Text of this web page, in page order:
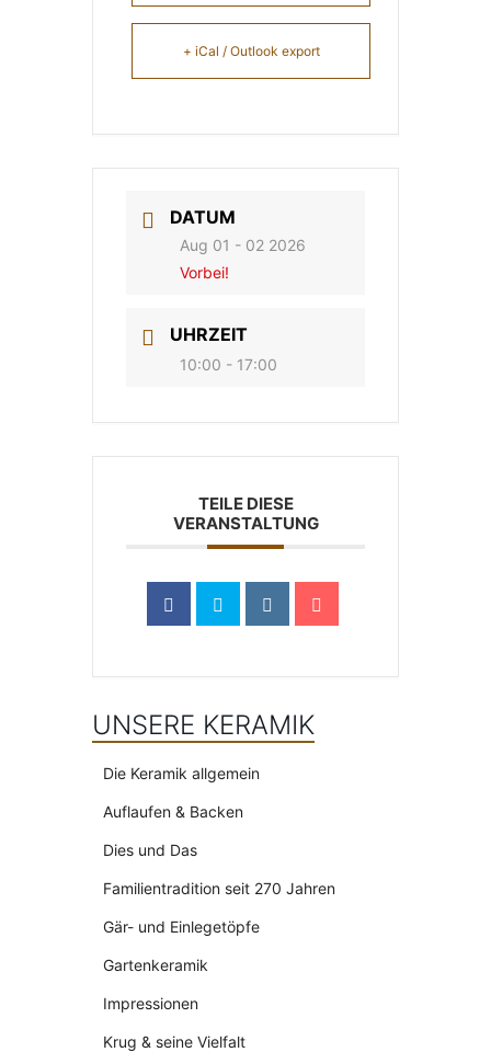
+ iCal / Outlook export
DATUM
Aug 01 - 02 2026
Vorbei!
UHRZEIT
10:00 - 17:00
TEILE DIESE
VERANSTALTUNG
UNSERE KERAMIK
Die Keramik allgemein
Auflaufen & Backen
Dies und Das
Familientradition seit 270 Jahren
Gär- und Einlegetöpfe
Gartenkeramik
Impressionen
Krug & seine Vielfalt